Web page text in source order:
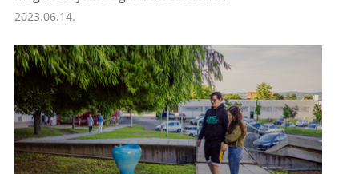
2023.06.14.